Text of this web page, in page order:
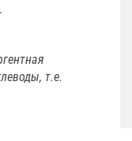
т.е.